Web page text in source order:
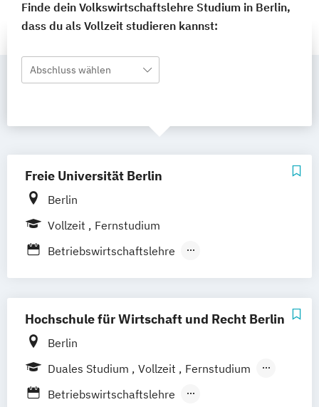
Finde dein Volkswirtschaftslehre Studium in Berlin,
dass du als Vollzeit studieren kannst:
Abschluss wählen
Freie Universität Berlin
Berlin
Vollzeit
Fernstudium
Betriebswirtschaftslehre
Economics
Finance
Management & Marketing
Volkswirtschaftslehre
Hochschule für Wirtschaft und Recht Berlin
Berlin
Duales Studium
Vollzeit
Fernstudium
Berufsbegleitendes Präsenzstudium
Betriebswirtschaftslehre